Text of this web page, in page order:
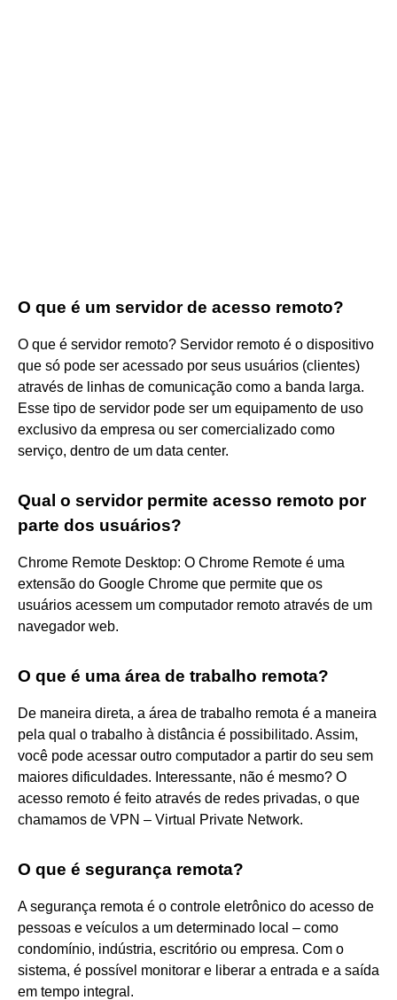
O que é um servidor de acesso remoto?
O que é servidor remoto? Servidor remoto é o dispositivo
que só pode ser acessado por seus usuários (clientes)
através de linhas de comunicação como a banda larga.
Esse tipo de servidor pode ser um equipamento de uso
exclusivo da empresa ou ser comercializado como
serviço, dentro de um data center.
Qual o servidor permite acesso remoto por
parte dos usuários?
Chrome Remote Desktop: O Chrome Remote é uma
extensão do Google Chrome que permite que os
usuários acessem um computador remoto através de um
navegador web.
O que é uma área de trabalho remota?
De maneira direta, a área de trabalho remota é a maneira
pela qual o trabalho à distância é possibilitado. Assim,
você pode acessar outro computador a partir do seu sem
maiores dificuldades. Interessante, não é mesmo? O
acesso remoto é feito através de redes privadas, o que
chamamos de VPN – Virtual Private Network.
O que é segurança remota?
A segurança remota é o controle eletrônico do acesso de
pessoas e veículos a um determinado local – como
condomínio, indústria, escritório ou empresa. Com o
sistema, é possível monitorar e liberar a entrada e a saída
em tempo integral.